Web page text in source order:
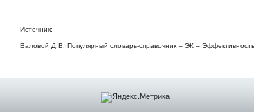
Источник:
Валовой Д.В. Популярный словарь-справочник – ЭК –